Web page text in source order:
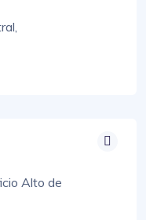
Alto de